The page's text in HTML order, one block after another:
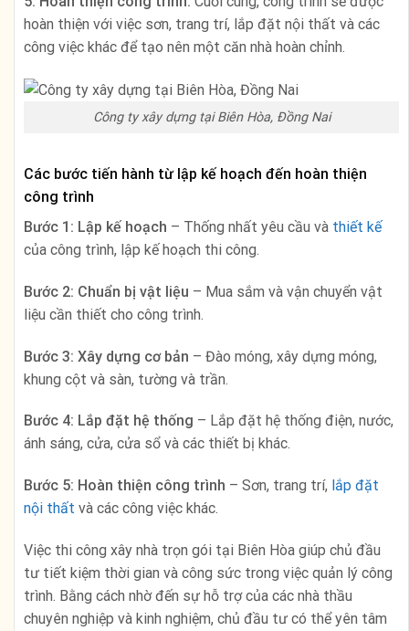
hoàn thiện với việc sơn, trang trí, lắp đặt nội thất và các
công việc khác để tạo nên một căn nhà hoàn chỉnh.
Công ty xây dựng tại Biên Hòa, Đồng Nai
Các bước tiến hành từ lập kế hoạch đến hoàn thiện
công trình
Bước 1: Lập kế hoạch – Thống nhất yêu cầu và thiết kế
của công trình, lập kế hoạch thi công.
Bước 2: Chuẩn bị vật liệu – Mua sắm và vận chuyển vật
liệu cần thiết cho công trình.
Bước 3: Xây dựng cơ bản – Đào móng, xây dựng móng,
khung cột và sàn, tường và trần.
Bước 4: Lắp đặt hệ thống – Lắp đặt hệ thống điện, nước,
ánh sáng, cửa, cửa sổ và các thiết bị khác.
Bước 5: Hoàn thiện công trình – Sơn, trang trí, lắp đặt
nội thất và các công việc khác.
Việc thi công xây nhà trọn gói tại Biên Hòa giúp chủ đầu
tư tiết kiệm thời gian và công sức trong việc quản lý công
trình. Bằng cách nhờ đến sự hỗ trợ của các nhà thầu
chuyên nghiệp và kinh nghiệm, chủ đầu tư có thể yên tâm